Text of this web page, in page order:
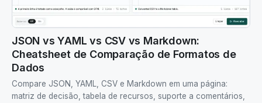
JSON vs YAML vs CSV vs Markdown:
Cheatsheet de Comparação de Formatos de
Dados
Compare JSON, YAML, CSV e Markdown em uma página:
matriz de decisão, tabela de recursos, suporte a comentários,